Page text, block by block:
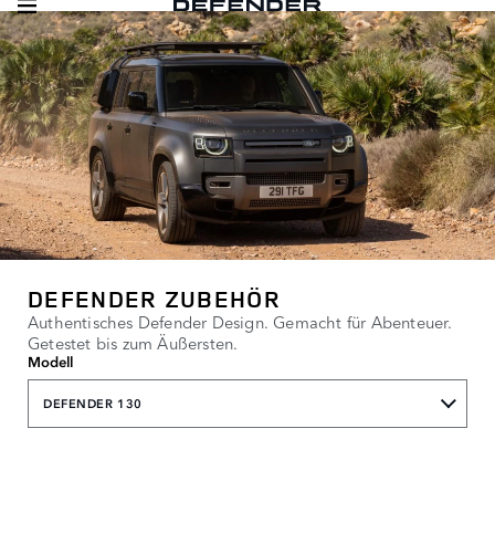
DEFENDER ZUBEHÖR
Authentisches Defender Design. Gemacht für Abenteuer.
Getestet bis zum Äußersten.
Modell
DEFENDER 130